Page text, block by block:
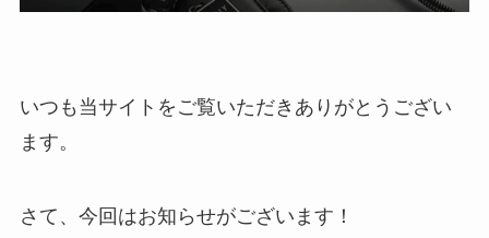
いつも当サイトをご覧いただきありがとうござい
ます。
さて、今回はお知らせがございます！